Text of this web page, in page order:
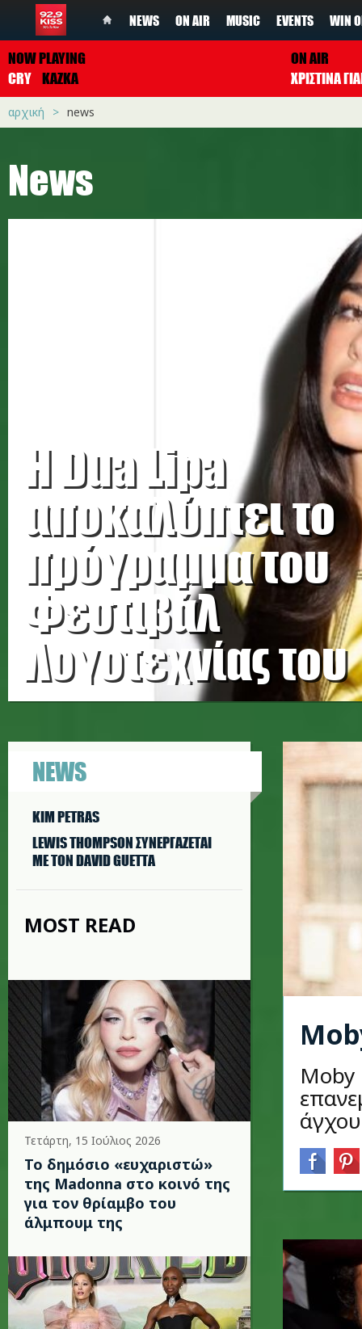
NEWS ON AIR MUSIC EVENTS WIN
NOW PLAYING
CRY KAZKA
ON AIR
ΧΡΙΣΤΙΝΑ
αρχική news
News
Η Dua Lipa
αποκαλύπτει το
πρόγραμμα του
Φεστιβάλ
Λογοτεχνίας του
Λονδίνου
NEWS
KIM PETRAS
LEWIS THOMPSON ΣΥΝΕΡΓAΖΕΤΑΙ
ΜΕ ΤΟΝ DAVID GUETTA
MOST READ
Τετάρτη, 15 Ιούλιος 2026
Το δημόσιο «ευχαριστώ»
της Madonna στο κοινό της
για τον θρίαμβο του
άλμπουμ της
Moby